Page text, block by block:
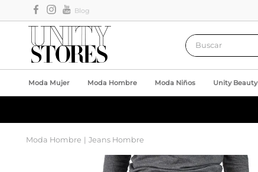
Blog
Buscar
Moda Mujer Moda Hombre Moda Niños Unity Beauty
Moda Hombre Jeans Hombre